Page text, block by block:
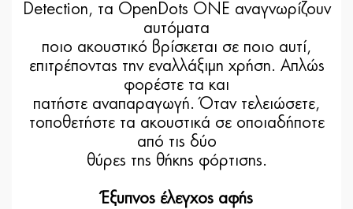
Detection, τα OpenDots ONE αναγνωρίζουν
αυτόματα
ποιο ακουστικό βρίσκεται σε ποιο αυτί,
επιτρέποντας την εναλλάξιμη χρήση. Απλώς
φορέστε τα και
πατήστε αναπαραγωγή. Όταν τελειώσετε,
τοποθετήστε τα ακουστικά σε οποιαδήποτε
από τις δύο
θύρες της θήκης φόρτισης.
Έξυπνος έλεγχος αφής